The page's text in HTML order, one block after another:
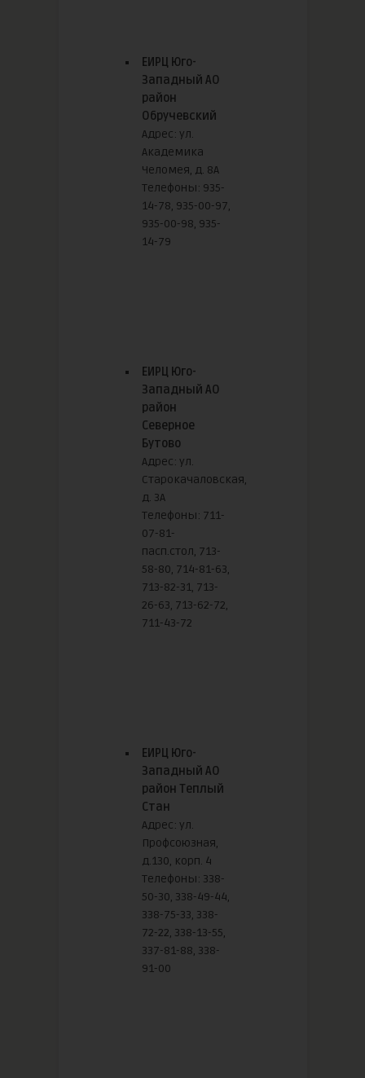
ЕИРЦ Юго-
Западный АО
район
Обручевский
Адрес: ул.
Академика
Челомея, д. 8А
Телефоны: 935-
14-78, 935-00-97,
935-00-98, 935-
14-79
ЕИРЦ Юго-
Западный АО
район
Северное
Бутово
Адрес: ул.
Старокачаловская,
д. 3А
Телефоны: 711-
07-81-
пасп.стол, 713-
58-80, 714-81-63,
713-82-31, 713-
26-63, 713-62-72,
711-43-72
ЕИРЦ Юго-
Западный АО
район Теплый
Стан
Адрес: ул.
Профсоюзная,
д.130, корп. 4
Телефоны: 338-
50-30, 338-49-44,
338-75-33, 338-
72-22, 338-13-55,
337-81-88, 338-
91-00